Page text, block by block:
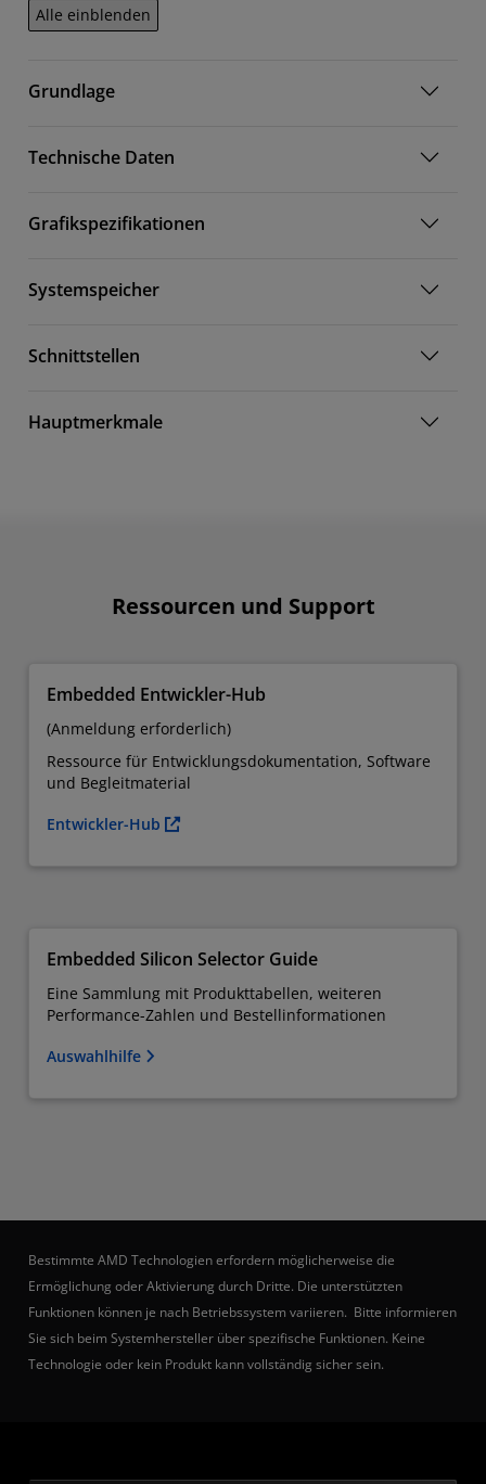
Alle einblenden
Grundlage
Technische Daten
Grafikspezifikationen
Systemspeicher
Schnittstellen
Hauptmerkmale
Ressourcen und Support
Embedded Entwickler-Hub
(Anmeldung erforderlich)
Ressource für Entwicklungsdokumentation, Software
und Begleitmaterial
Entwickler-Hub
Embedded Silicon Selector Guide
Eine Sammlung mit Produkttabellen, weiteren
Performance-Zahlen und Bestellinformationen
Auswahlhilfe
Bestimmte AMD Technologien erfordern möglicherweise die
Ermöglichung oder Aktivierung durch Dritte. Die unterstützten
Funktionen können je nach Betriebssystem variieren. Bitte informieren
Sie sich beim Systemhersteller über spezifische Funktionen. Keine
Technologie oder kein Produkt kann vollständig sicher sein.